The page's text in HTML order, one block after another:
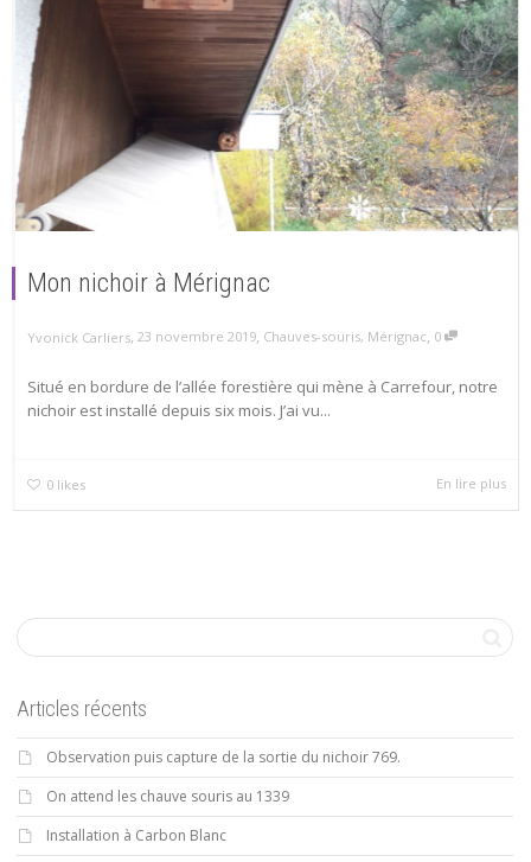
Mon nichoir à Mérignac
Yvonick Carliers, 23 novembre 2019, Chauves-souris, Mérignac, 0
Situé en bordure de l’allée forestière qui mène à Carrefour, notre
nichoir est installé depuis six mois. J’ai vu...
0 likes En lire plus
Articles récents
Observation puis capture de la sortie du nichoir 769.
On attend les chauve souris au 1339
Installation à Carbon Blanc